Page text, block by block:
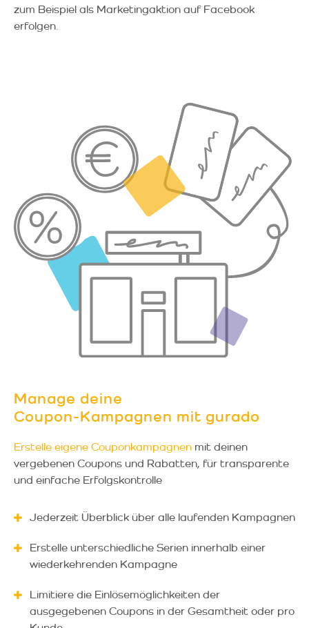
zum Beispiel als Marketingaktion auf Facebook
erfolgen.
Manage deine
Coupon-Kampagnen mit gurado
Erstelle eigene Couponkampagnen mit deinen
vergebenen Coupons und Rabatten, für transparente
und einfache Erfolgskontrolle
Jederzeit Überblick über alle laufenden Kampagnen
Erstelle unterschiedliche Serien innerhalb einer
wiederkehrenden Kampagne
Limitiere die Einlösemöglichkeiten der
ausgegebenen Coupons in der Gesamtheit oder pro